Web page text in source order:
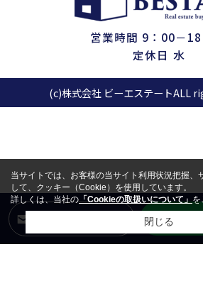
営業時間 9：00－
定休日 水
(c)株式会社 ビーエステートALL
LINEか
当サイトでは、お客様の当サイト利用状況把握、
して、クッキー（Cookie）を使用しています。
詳しくは、当社の「Cookieの取扱いについて」を
閉じる